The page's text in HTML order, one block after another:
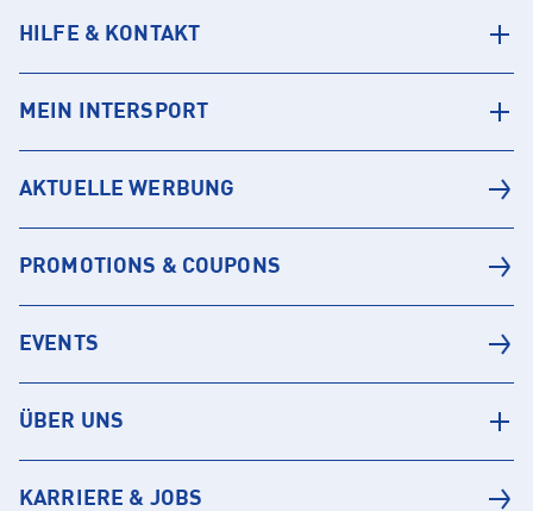
HILFE & KONTAKT
MEIN INTERSPORT
AKTUELLE WERBUNG
PROMOTIONS & COUPONS
EVENTS
ÜBER UNS
KARRIERE & JOBS